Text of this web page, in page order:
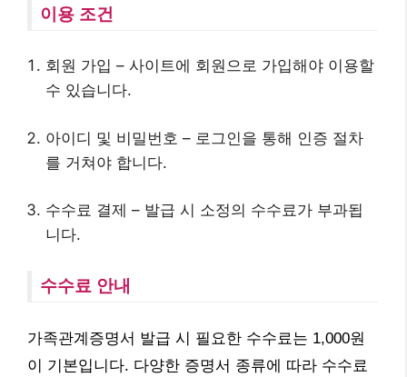
이용 조건
회원 가입 – 사이트에 회원으로 가입해야 이용할
수 있습니다.
아이디 및 비밀번호 – 로그인을 통해 인증 절차
를 거쳐야 합니다.
수수료 결제 – 발급 시 소정의 수수료가 부과됩
니다.
수수료 안내
가족관계증명서 발급 시 필요한 수수료는 1,000원
이 기본입니다. 다양한 증명서 종류에 따라 수수료